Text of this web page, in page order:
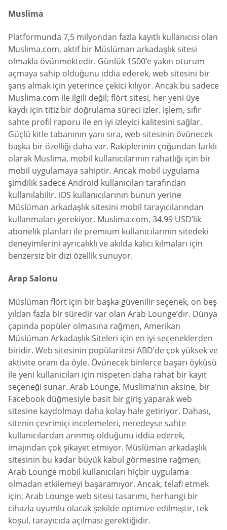
Muslima
Platformunda 7,5 milyondan fazla kayıtlı kullanıcısı olan
Muslima.com, aktif bir Müslüman arkadaşlık sitesi
olmakla övünmektedir. Günlük 1500’e yakın oturum
açmaya sahip olduğunu iddia ederek, web sitesini bir
şans almak için yeterince çekici kılıyor. Ancak bu sadece
Muslima.com ile ilgili değil; flört sitesi, her yeni üye
kaydı için titiz bir doğrulama süreci izler. İşlem, sıfır
sahte profil raporu ile en iyi izleyici kalitesini sağlar.
Güçlü kitle tabanının yanı sıra, web sitesinin övünecek
başka bir özelliği daha var. Rakiplerinin çoğundan farklı
olarak Muslima, mobil kullanıcılarının rahatlığı için bir
mobil uygulamaya sahiptir. Ancak mobil uygulama
şimdilik sadece Android kullanıcıları tarafından
kullanılabilir. iOS kullanıcılarının bunun yerine
Müslüman arkadaşlık sitesini mobil tarayıcılarından
kullanmaları gerekiyor. Muslima.com, 34.99 USD’lik
abonelik planları ile premium kullanıcılarının sitedeki
deneyimlerini ayrıcalıklı ve akılda kalıcı kılmaları için
benzersiz bir dizi özellik sunuyor.
Arap Salonu
Müslüman flört için bir başka güvenilir seçenek, on beş
yıldan fazla bir süredir var olan Arab Lounge’dır. Dünya
çapında popüler olmasına rağmen, Amerikan
Müslüman Arkadaşlık Siteleri için en iyi seçeneklerden
biridir. Web sitesinin popülaritesi ABD’de çok yüksek ve
aktivite oranı da öyle. Övünecek binlerce başarı öyküsü
ile yeni kullanıcıları için nispeten daha rahat bir kayıt
seçeneği sunar. Arab Lounge, Muslima’nın aksine, bir
Facebook düğmesiyle basit bir giriş yaparak web
sitesine kaydolmayı daha kolay hale getiriyor. Dahası,
sitenin çevrimiçi incelemeleri, neredeyse sahte
kullanıcılardan arınmış olduğunu iddia ederek,
imajından çok şikayet etmiyor. Müslüman arkadaşlık
sitesinin bu kadar büyük kabul görmesine rağmen,
Arab Lounge mobil kullanıcıları hiçbir uygulama
olmadan etkilemeyi başaramıyor. Ancak, telafi etmek
için, Arab Lounge web sitesi tasarımı, herhangi bir
cihazla uyumlu olacak şekilde optimize edilmiştir, tek
koşul, tarayıcıda açılması gerektiğidir.